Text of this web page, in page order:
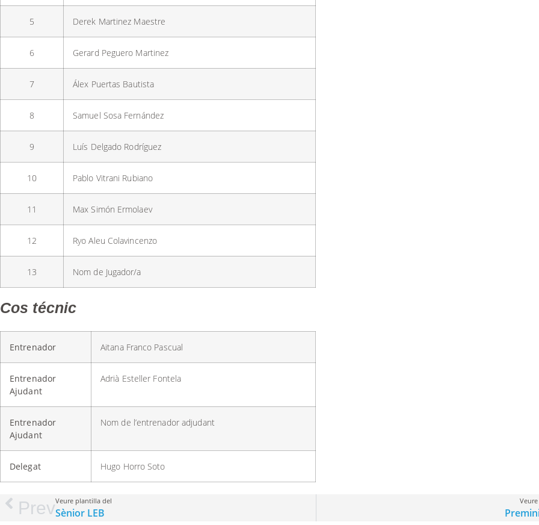
5 Derek Martinez Maestre
6 Gerard Peguero Martinez
7 Álex Puertas Bautista
8 Samuel Sosa Fernández
9 Luís Delgado Rodríguez
10 Pablo Vitrani Rubiano
11 Max Simón Ermolaev
12 Ryo Aleu Colavincenzo
13 Nom de Jugador/a
Cos técnic
Entrenador Aitana Franco Pascual
Entrenador
Ajudant
Adrià Esteller Fontela
Entrenador
Ajudant
Nom de l’entrenador adjudant
Delegat Hugo Horro Soto
PrevVeure plantilla del
Sènior LEB